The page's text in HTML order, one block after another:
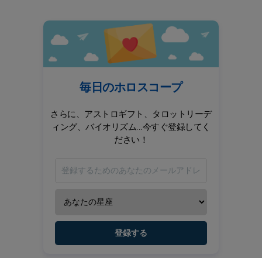
毎日のホロスコープ
さらに、アストロギフト、タロットリーデ
ィング、バイオリズム...今すぐ登録してく
ださい！
登録する